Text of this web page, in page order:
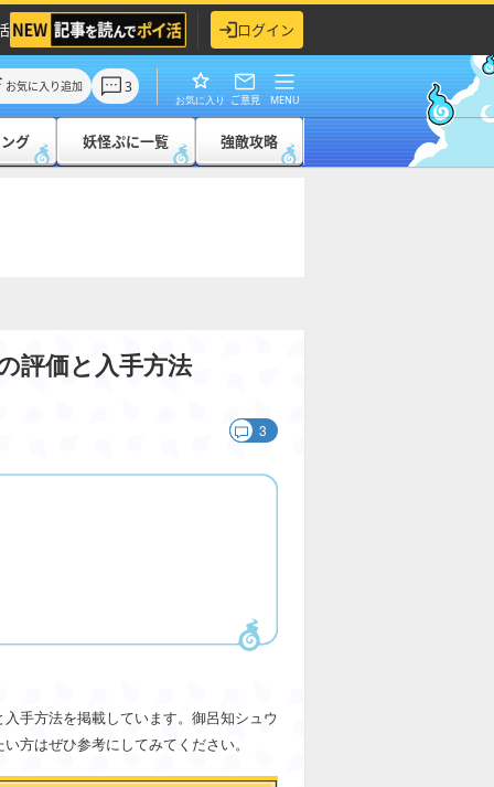
ログイン
お気に入り追加 3
お気に入り ご意見 MENU
グ 妖怪ぷに一覧 強敵攻略
評価と入手方法
3
手方法を掲載しています。御呂知シュウ
方はぜひ参考にしてみてください。